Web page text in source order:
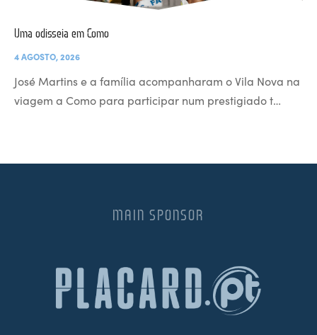
Uma odisseia em Como
4 AGOSTO, 2026
José Martins e a família acompanharam o Vila Nova na
viagem a Como para participar num prestigiado t…
MAIN SPONSOR